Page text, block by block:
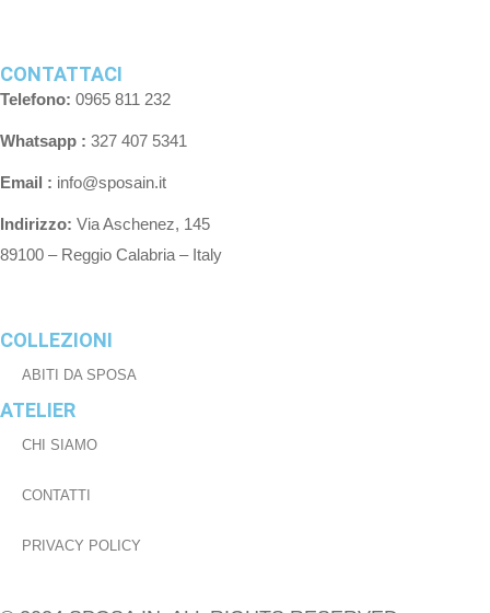
CONTATTACI
Telefono: 0965 811 232
Whatsapp : 327 407 5341
Email : info@sposain.it
Indirizzo: Via Aschenez, 145
89100 – Reggio Calabria – Italy
COLLEZIONI
ABITI DA SPOSA
ATELIER
CHI SIAMO
CONTATTI
PRIVACY POLICY